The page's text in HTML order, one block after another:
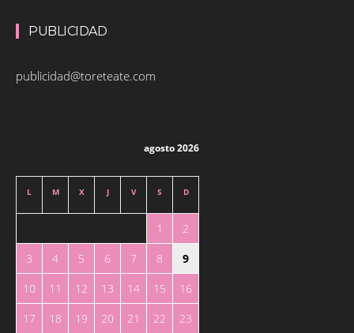
PUBLICIDAD
publicidad@toreteate.com
agosto 2026
L M X J V S D
1
2
3
4 5 6 7 8
9
10
11 12 13 14 15
16
17
18 19 20 21 22
23